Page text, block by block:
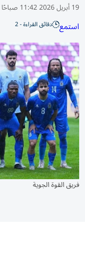
19 أبريل 2026 11:42 صباحًا
استمع دقائق القراءة - 2
فريق القوة الجوية